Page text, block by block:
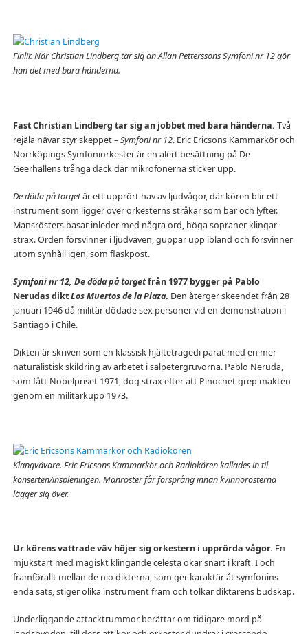
Finlir. När Christian Lindberg tar sig an Allan Petterssons Symfoni nr 12 gör
han det med bara händerna.
Fast Christian Lindberg tar sig an jobbet med bara händerna. Två
rejäla nävar styr skeppet –Symfoni nr 12. Eric Ericsons Kammarkör och
Norrköpings Symfoniorkester är en alert besättning på De
Geerhallens trånga däck där mikrofonerna sticker upp.
De döda på torgetär ett upprört hav av ljudvågor, där kören blir ett
instrument som ligger över orkesterns stråkar som bär och lyfter.
Mansrösters basar inleder med några ord, höga sopraner klingar
strax. Orden försvinner i ljudväven, guppar upp ibland och försvinner
utom synhåll igen, som flaskpost.
Symfoni nr 12, De döda på torgetfrån 1977 bygger på Pablo
Nerudas diktLos Muertos de la Plaza. Den återger skeendet från 28
januari 1946 då militär dödade sex personer vid en demonstration i
Santiago i Chile.
Dikten är skriven som en klassisk hjältetragedi parat med en mer
naturalistisk skildring av arbetet i salpetergruvorna. Pablo Neruda,
som fått Nobelpriset 1971, dog strax efter att Pinochet grep makten
genom en militärkupp 1973.
Klangvävare. Eric Ericsons Kammarkör och Radiokören kallades in til
konserten/inspleningen. Manröster får försprång innan kvinnorösterna
lägger sig över.
Ur körens vattrade väv höjer sig orkestern i upprörda vågor. En
mjukstart med magiskt klingande celesta ökar snart i kraft. I och
framförallt mellan de nio dikterna, som ger karaktär åt symfonins
enda sats, stiger olika instrument fram och tolkar diktarens budskap.
Underliggande attacktrummor berättar om tidigare mord på